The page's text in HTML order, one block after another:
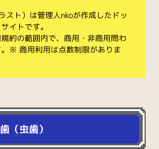
スト）は管理人nkoが作成したドッ
イトです。
約の範囲内で、商用・非商用問わ
※ 商用利用は点数制限がありま
歯（虫歯）